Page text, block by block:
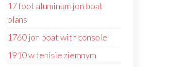
17 foot aluminum jon boat
plans
1760 jon boat with console
1910 w tenisie ziemnym